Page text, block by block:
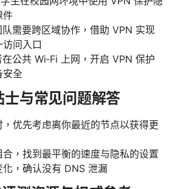
件
需要跨区域协作，借助 VPN 实现
问入口
公共 Wi‑Fi 上网，开启 VPN 保护
安全
与常见问题解答
优先考虑离你最近的节点以获得更
，找到最平衡的速度与隐私的设置
化，确认没有 DNS 泄漏